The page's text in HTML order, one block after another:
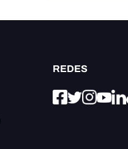
REDES